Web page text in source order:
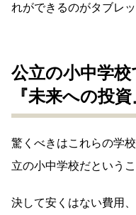
れができるのがタブレ
公立の小中学
『未来への投資
驚くべきはこれらの学
立の小中学校だというこ
決して安くはない費用